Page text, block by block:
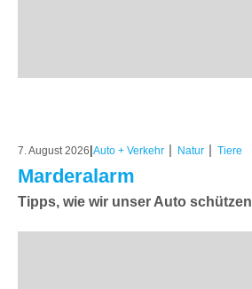
7. August 2026|Auto + Verkehr | Natur | Tiere
Marderalarm
Tipps, wie wir unser Auto schützen